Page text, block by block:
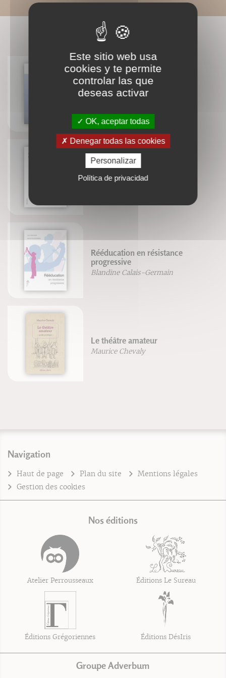
CONNAISSEZ-VOUS AUSSI ?
Shiatsu - la pista del equilibrio
Miyamoto Musashi - nouvelle
édition
Rééducation en résistance
progressive
Blandine Calais-Germain
Le théâtre amateur
Maurice Chevaly
Navigation
Haut de page Plan du site
Mentions légales
Gestion des cookies
Nos éditions
Atelier Perrousseaux Éditions Le Sureau
Éditions Grégoriennes Éditions DésIris
Groupe Adverbum
Este sitio web usa
cookies y te permite
controlar las que
deseas activar
OK, aceptar todas
Denegar todas las cookies
Personalizar
Política de privacidad